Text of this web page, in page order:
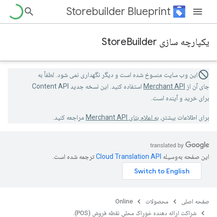
Storebuilder Blueprint
یکپارچه سازی StoreBuilder
این وب سایت منسوخ شده است و دیگر نگهداری نمی شود. لطفاً به
جای آن از Merchant API
استفاده کنید. این نسخه جدید Content API
برای خرید و آینده است.
برای اطلاعات بیشتر، به اعلام بتای Merchant API مراجعه کنید.
این صفحه به‌وسیله ترجمه شده است.
صفحه اصلی محصولات
Online
شراکت ارائه دهنده خوراک محلی نقطه فروش (POS).